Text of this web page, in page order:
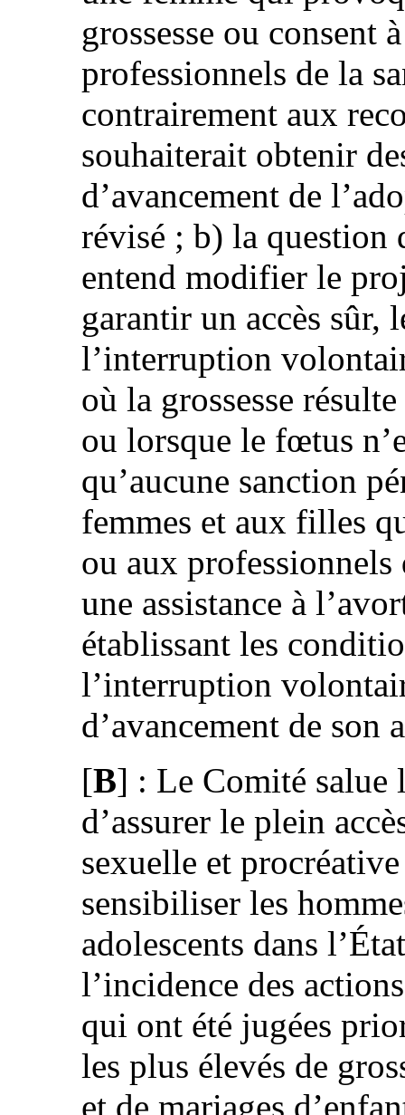
grossesse ou consent
professionnels de la
contrairement aux
souhaiterait obtenir
d’avancement de
révisé ; b) la question
entend modifier le
garantir un accès sûr,
l’interruption
où la grossesse
ou lorsque le fœtus
qu’aucune sanction
femmes et aux filles
ou aux
une assistance à
établissant les
l’interruption
d’avancement de son
[B] : Le Comité salue
d’assurer le plein
sexuelle et
sensibiliser les
adolescents dans
l’incidence des
qui ont été jugées
les plus élevés de
et de mariages